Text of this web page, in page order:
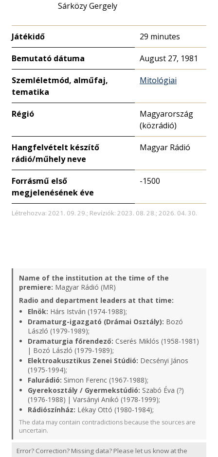
Sárközy Gergely
Játékidő 29 minutes
Bemutató dátuma August 27, 1981
Szemléletmód, alműfaj,
tematika
Mitológiai
Régió
Magyarország
(közrádió)
Hangfelvételt készítő
rádió/műhely neve
Magyar Rádió
Forrásmű első
megjelenésének éve
-1500
Létrehozva: 2021. 09. 29.; Revíziók: 2023. 08. 28.; 2026. 04. 30.
Name of the institution at the time of the
premiere: Magyar Rádió (MR)
Radio and department leaders at that time:
Elnök: Hárs István (1974-1988);
Dramaturg-igazgató (Drámai Osztály): Bozó
László (1979-1989);
Dramaturgia főrendező: Cserés Miklós (1958-1981)
| Bozó László (1979-1989);
Elektroakusztikus Zenei Stúdió: Decsényi János
(1975-1994);
Falurádió: Simon Ferenc (1967-1988);
Gyerekosztály / Gyermekstúdió: Szabó Éva (?)
(1976-1988) | Varsányi Anikó (1978-1999);
Rádiószínház: Lékay Ottó (1980-1984);
The data may contain contradictions because the sources are
uncertain.
Error? Correction? Missing data? Please let us know at the